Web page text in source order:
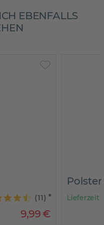
EBENFALLS
(11)
9,99€
Lieferzeit